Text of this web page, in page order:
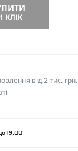
КЛІК
від 2 тис. грн.
19:00